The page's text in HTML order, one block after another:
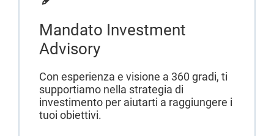
Mandato Investment
Advisory
Con esperienza e visione a 360 gradi, ti
supportiamo nella strategia di
investimento per aiutarti a raggiungere i
tuoi obiettivi.